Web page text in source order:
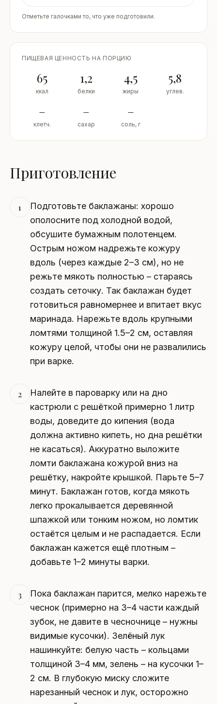
Отметьте галочками то, что уже подготовили.
ПИЩЕВАЯ ЦЕННОСТЬ НА ПОРЦИЮ
65
ккал
1,2
белки
4,5
жиры
5,8
углев.
–
клетч.
–
сахар
–
соль, г
Приготовление
1
Подготовьте баклажаны: хорошо
ополосните под холодной водой,
обсушите бумажным полотенцем.
Острым ножом надрежьте кожуру
вдоль (через каждые 2–3 см), но не
режьте мякоть полностью – стараясь
создать сеточку. Так баклажан будет
готовиться равномернее и впитает вкус
маринада. Нарежьте вдоль крупными
ломтями толщиной 1.5–2 см, оставляя
кожуру целой, чтобы они не развалились
при варке.
2
Налейте в пароварку или на дно
кастрюли с решёткой примерно 1 литр
воды, доведите до кипения (вода
должна активно кипеть, но дна решётки
не касаться). Аккуратно выложите
ломти баклажана кожурой вниз на
решётку, накройте крышкой. Парьте 5–7
минут. Баклажан готов, когда мякоть
легко прокалывается деревянной
шпажкой или тонким ножом, но ломтик
остаётся целым и не распадается. Если
баклажан кажется ещё плотным –
добавьте 1–2 минуты варки.
3
Пока баклажан парится, мелко нарежьте
чеснок (примерно на 3–4 части каждый
зубок, не давите в чесночнице – нужны
видимые кусочки). Зелёный лук
нашинкуйте: белую часть – кольцами
толщиной 3–4 мм, зелень – на кусочки 1–
2 см. В глубокую миску сложите
нарезанный чеснок и лук, осторожно